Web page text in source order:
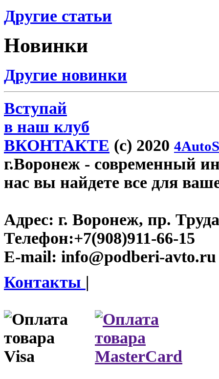
Другие статьи
Новинки
Другие новинки
Вступай
в наш клуб
ВКОНТАКТЕ (c) 2020
г.Воронеж - современный
нас вы найдете все для
Адрес: г. Воронеж, пр.
Телефон:+7(908)911-66-15
E-mail: info@podberi-avto.ru
Контакты |